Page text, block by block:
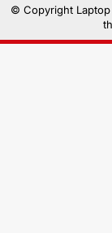
© Copyright Laptop